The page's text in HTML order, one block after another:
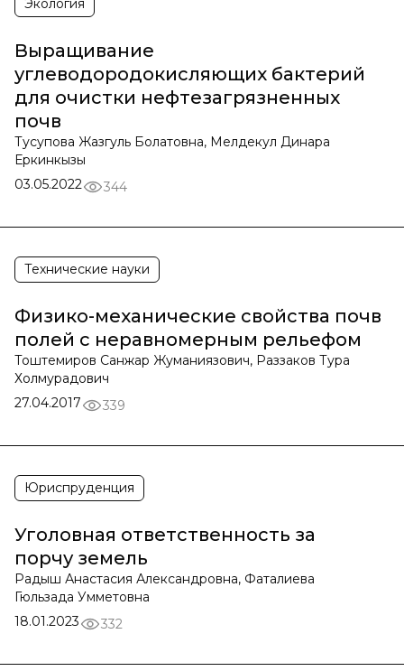
Экология
Выращивание
углеводородокисляющих бактерий
для очистки нефтезагрязненных
почв
Тусупова Жазгуль Болатовна, Мелдекул Динара
Еркинкызы
03.05.2022
344
Технические науки
Физико-механические свойства почв
полей с неравномерным рельефом
Тоштемиров Санжар Жуманиязович, Раззаков Тура
Холмурадович
27.04.2017
339
Юриспруденция
Уголовная ответственность за
порчу земель
Радыш Анастасия Александровна, Фаталиева
Гюльзада Умметовна
18.01.2023
332